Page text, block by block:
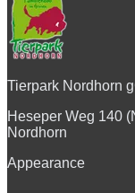
Tierpark Nordhorn
Heseper Weg 140
Nordhorn
Appearance